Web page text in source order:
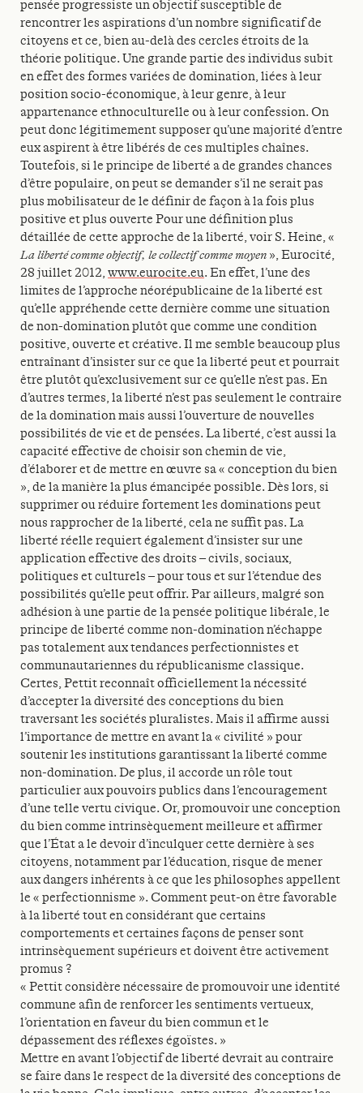
pensée progressiste un objectif susceptible de
rencontrer les aspirations d’un nombre significatif de
citoyens et ce, bien au-delà des cercles étroits de la
théorie politique. Une grande partie des individus subit
en effet des formes variées de domination, liées à leur
position socio-économique, à leur genre, à leur
appartenance ethnoculturelle ou à leur confession. On
peut donc légitimement supposer qu’une majorité d’entre
eux aspirent à être libérés de ces multiples chaînes.
Toutefois, si le principe de liberté a de grandes chances
d’être populaire, on peut se demander s’il ne serait pas
plus mobilisateur de le définir de façon à la fois plus
positive et plus ouverte Pour une définition plus
détaillée de cette approche de la liberté, voir S. Heine, «
La liberté comme objectif, le collectif comme moyen », Eurocité,
28 juillet 2012, www.eurocite.eu. En effet, l’une des
limites de l’approche néorépublicaine de la liberté est
qu’elle appréhende cette dernière comme une situation
de non-domination plutôt que comme une condition
positive, ouverte et créative. Il me semble beaucoup plus
entraînant d’insister sur ce que la liberté peut et pourrait
être plutôt qu’exclusivement sur ce qu’elle n’est pas. En
d’autres termes, la liberté n’est pas seulement le contraire
de la domination mais aussi l’ouverture de nouvelles
possibilités de vie et de pensées. La liberté, c’est aussi la
capacité effective de choisir son chemin de vie,
d’élaborer et de mettre en œuvre sa « conception du bien
», de la manière la plus émancipée possible. Dès lors, si
supprimer ou réduire fortement les dominations peut
nous rapprocher de la liberté, cela ne suffit pas. La
liberté réelle requiert également d’insister sur une
application effective des droits – civils, sociaux,
politiques et culturels – pour tous et sur l’étendue des
possibilités qu’elle peut offrir. Par ailleurs, malgré son
adhésion à une partie de la pensée politique libérale, le
principe de liberté comme non-domination n’échappe
pas totalement aux tendances perfectionnistes et
communautariennes du républicanisme classique.
Certes, Pettit reconnaît officiellement la nécessité
d’accepter la diversité des conceptions du bien
traversant les sociétés pluralistes. Mais il affirme aussi
l’importance de mettre en avant la « civilité » pour
soutenir les institutions garantissant la liberté comme
non-domination. De plus, il accorde un rôle tout
particulier aux pouvoirs publics dans l’encouragement
d’une telle vertu civique. Or, promouvoir une conception
du bien comme intrinsèquement meilleure et affirmer
que l’État a le devoir d’inculquer cette dernière à ses
citoyens, notamment par l’éducation, risque de mener
aux dangers inhérents à ce que les philosophes appellent
le « perfectionnisme ». Comment peut-on être favorable
à la liberté tout en considérant que certains
comportements et certaines façons de penser sont
intrinsèquement supérieurs et doivent être activement
promus ?
« Pettit considère nécessaire de promouvoir une identité
commune afin de renforcer les sentiments vertueux,
l’orientation en faveur du bien commun et le
dépassement des réflexes égoïstes. »
Mettre en avant l’objectif de liberté devrait au contraire
se faire dans le respect de la diversité des conceptions de